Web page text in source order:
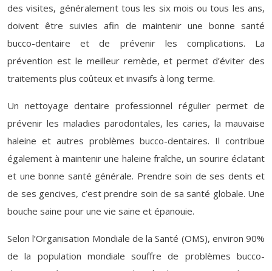
des visites, généralement tous les six mois ou tous les ans,
doivent être suivies afin de maintenir une bonne santé
bucco-dentaire et de prévenir les complications. La
prévention est le meilleur remède, et permet d’éviter des
traitements plus coûteux et invasifs à long terme.
Un nettoyage dentaire professionnel régulier permet de
prévenir les maladies parodontales, les caries, la mauvaise
haleine et autres problèmes bucco-dentaires. Il contribue
également à maintenir une haleine fraîche, un sourire éclatant
et une bonne santé générale. Prendre soin de ses dents et
de ses gencives, c’est prendre soin de sa santé globale. Une
bouche saine pour une vie saine et épanouie.
Selon l’Organisation Mondiale de la Santé (OMS), environ 90%
de la population mondiale souffre de problèmes bucco-